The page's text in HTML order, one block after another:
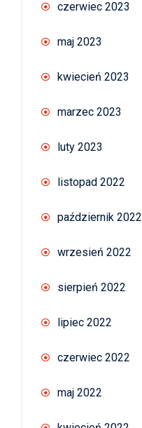
czerwiec 2023
maj 2023
kwiecień 2023
marzec 2023
luty 2023
listopad 2022
październik 2022
wrzesień 2022
sierpień 2022
lipiec 2022
czerwiec 2022
maj 2022